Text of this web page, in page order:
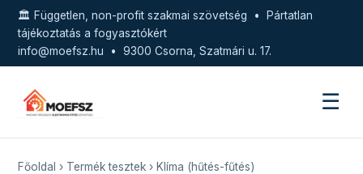
🏛️ Független, non-profit szakmai szövetség • Pártatlan
tájékoztatás a fogyasztókért
info@moefsz.hu • 9300 Csorna, Szatmári u. 17.
☰
Főoldal › Termék tesztek › Klíma (hűtés-fűtés)